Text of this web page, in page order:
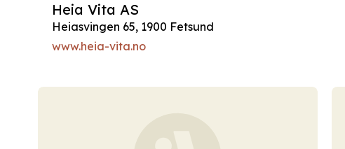
Heia Vita AS
Heiasvingen 65, 1900 Fetsund
www.heia-vita.no